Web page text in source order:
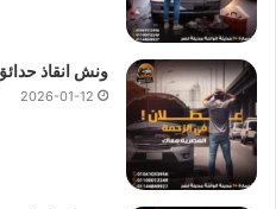
ونش انقاذ
2026-01-12